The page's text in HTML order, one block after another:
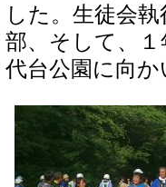
した。生徒会
部、そして、
代台公園に向